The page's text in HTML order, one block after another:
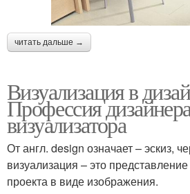
читать дальше →
Визуализация в
Профессия
визуализатора
От англ. design означает – эскиз,
визуализация – это
проекта в виде изображения.